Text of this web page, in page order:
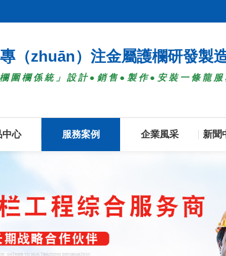
（zhuān）注金屬護欄研發製
欄圍欄係統」設計●銷售●製作●安裝一條龍服
中心 服務案例 企業風采 新聞